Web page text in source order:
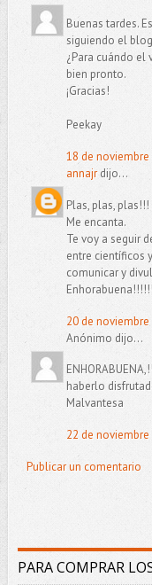
Buenas tardes.
siguiendo el
¿Para cuándo el
bien pronto.
¡Gracias!
Peekay
18 de noviembre
annajrdijo...
Plas, plas, plas!!!
Me encanta.
Te voy a seguir
entre científicos
comunicar y
Enhorabuena!!!!!!
20 de
Anónimo dijo...
haberlo
Malvantesa
22 de
Publicar un comentario
PARA COMPRAR